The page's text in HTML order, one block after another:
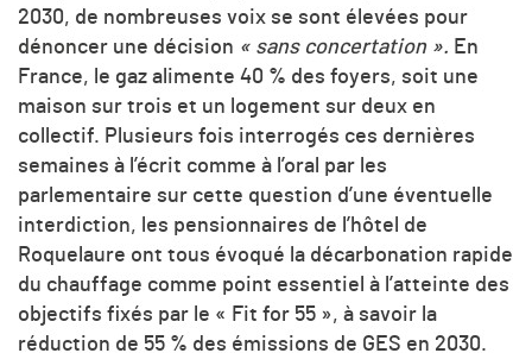
2030, de nombreuses voix se sont élevées pour
dénoncer une décision « sans concertation ». En
France, le gaz alimente 40 % des foyers, soit une
maison sur trois et un logement sur deux en
collectif. Plusieurs fois interrogés ces dernières
semaines à l’écrit comme à l’oral par les
parlementaire sur cette question d’une éventuelle
interdiction, les pensionnaires de l’hôtel de
Roquelaure ont tous évoqué la décarbonation rapide
du chauffage comme point essentiel à l’atteinte des
objectifs fixés par le « Fit for 55 », à savoir la
réduction de 55 % des émissions de GES en 2030.